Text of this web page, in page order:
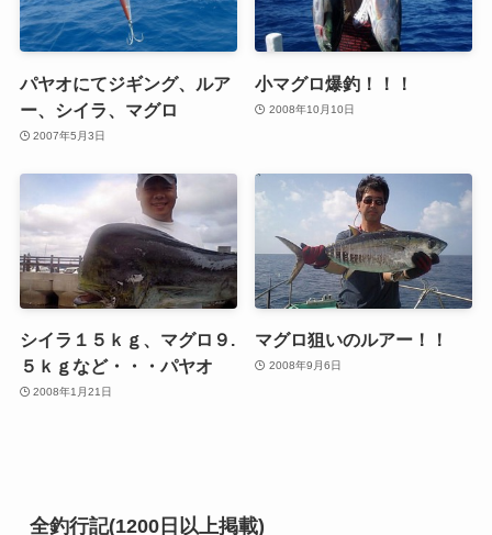
パヤオにてジギング、ルア
ー、シイラ、マグロ
2007年5月3日
小マグロ爆釣！！！
2008年10月10日
シイラ１５ｋｇ、マグロ９.
５ｋｇなど・・・パヤオ
2008年1月21日
マグロ狙いのルアー！！
2008年9月6日
全釣行記(1200日以上掲載)